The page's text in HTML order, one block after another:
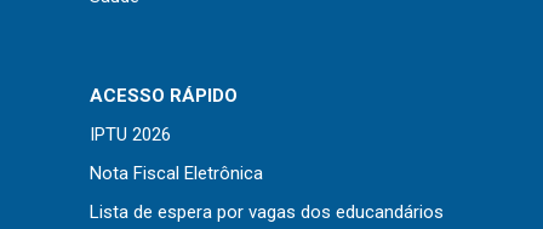
ACESSO RÁPIDO
IPTU 2026
Nota Fiscal Eletrônica
Lista de espera por vagas dos educandários